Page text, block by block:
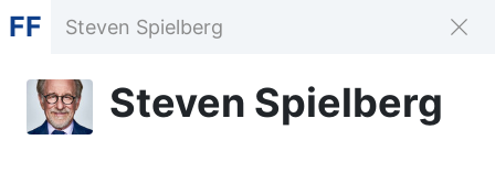
FF
Steven Spielberg